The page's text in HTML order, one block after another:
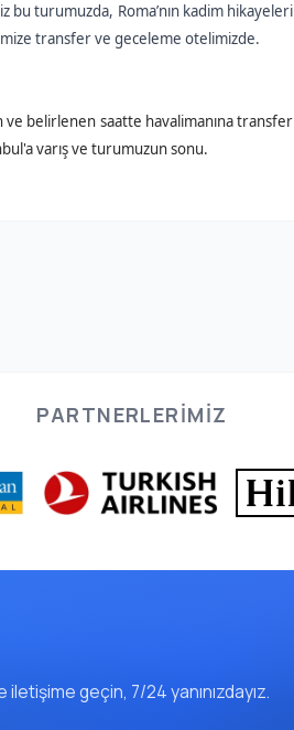
bu turumuzda, Roma’nın kadim hikayeleri
transfer ve geceleme otelimizde.
ve belirlenen saatte havalimanına transfer
varış ve turumuzun sonu.
PARTNERLERIMIZ
geçin, 7/24 yanınızdayız.